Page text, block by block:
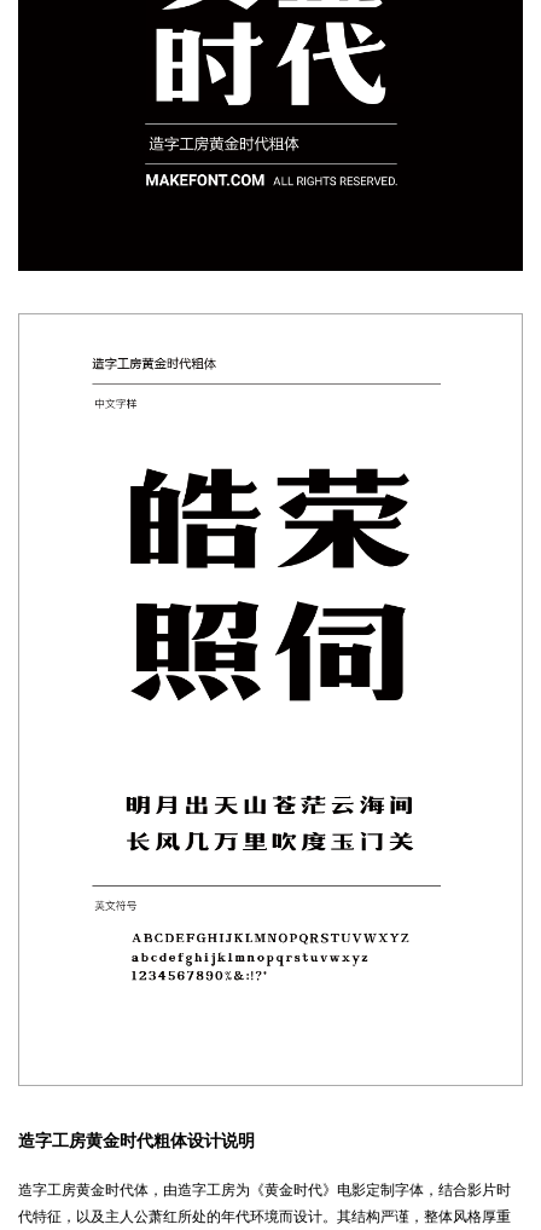
造字工房黄金时代粗体设计说明
造字工房黄金时代体，由造字工房为《黄金时代》电影定制字体，结合影片时
代特征，以及主人公萧红所处的年代环境而设计。其结构严谨，整体风格厚重